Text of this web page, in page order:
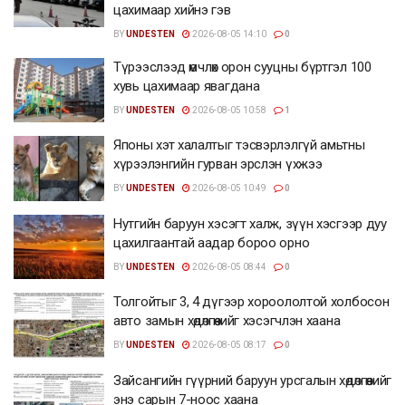
цахимаар хийнэ гэв
BYUNDESTEN 2026-08-05 14:10 0
Түрээслээд өмчлөх орон сууцны бүртгэл 100
хувь цахимаар явагдана
BYUNDESTEN 2026-08-05 10:58 1
Японы хэт халалтыг тэсвэрлэлгүй амьтны
хүрээлэнгийн гурван эрслэн үхжээ
BYUNDESTEN 2026-08-05 10:49 0
Нутгийн баруун хэсэгт халж, зүүн хэсгээр дуу
цахилгаантай аадар бороо орно
BYUNDESTEN 2026-08-05 08:44 0
Толгойтыг 3, 4 дүгээр хороололтой холбосон
авто замын хөдөлгөөнийг хэсэгчлэн хаана
BYUNDESTEN 2026-08-05 08:17 0
Зайсангийн гүүрний баруун урсгалын хөдөлгөөнийг
энэ сарын 7-ноос хаана